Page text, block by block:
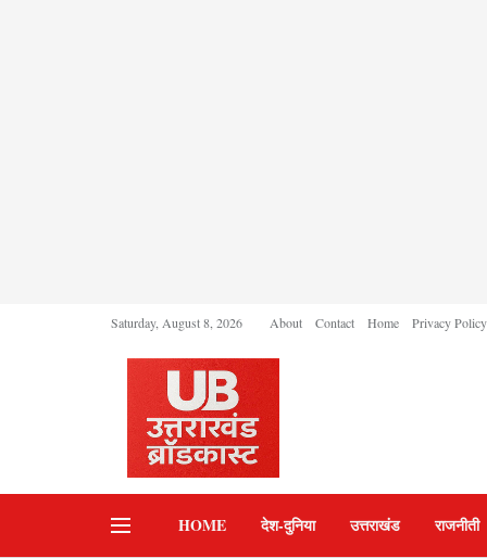
Saturday, August 8, 2026 About Contact Home Privacy Policy
HOME देश-दुनिया उत्तराखंड राजनीती